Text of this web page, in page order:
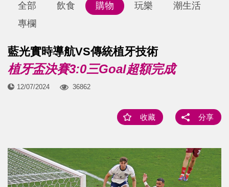
全部 飲食 購物 玩樂
潮生活
專欄
藍光實時導航VS傳統植牙技術
植牙盃決賽3:0三Goal超額完成
12/07/2024 36862
收藏 分享